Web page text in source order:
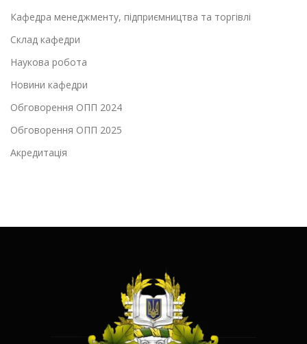
Кафедра менеджменту, підприємництва та торгівлі
Склад кафедри
Наукова робота
Новини кафедри
Обговорення ОПП 2024
Обговорення ОПП 2025
Акредитація